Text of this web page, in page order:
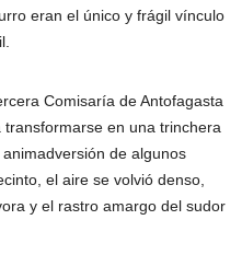
eran el único y frágil vínculo
Comisaría de Antofagasta
en una trinchera
de algunos
el aire se volvió denso,
y el rastro amargo del sudor